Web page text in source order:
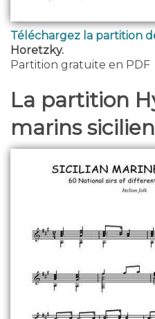
Téléchargez la partition
Horetzky.
Partition gratuite en PDF
La partition
marins